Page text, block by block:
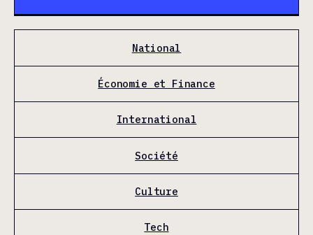
National
Économie et Finance
International
Société
Culture
Tech